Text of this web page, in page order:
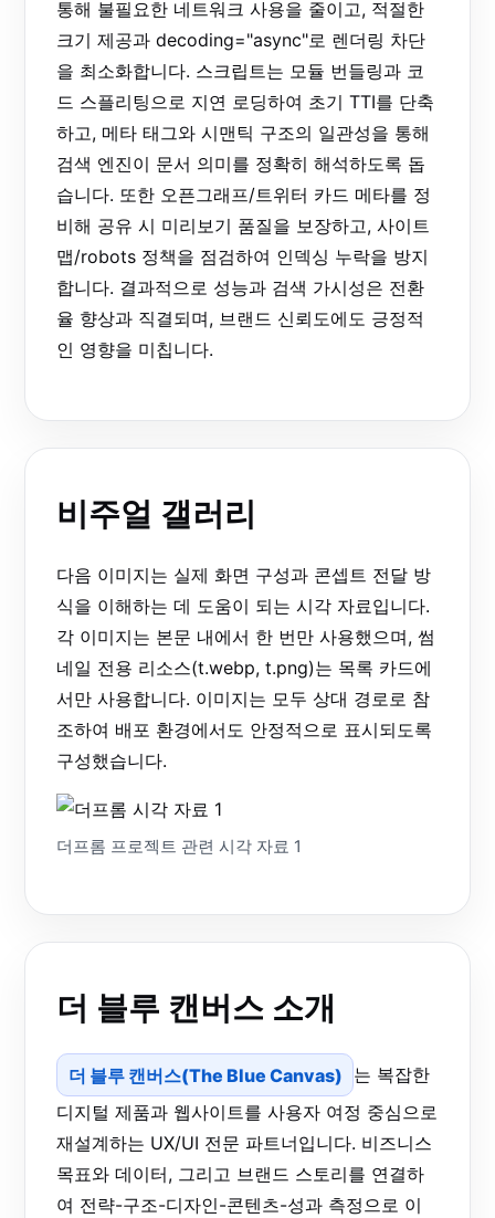
통해 불필요한 네트워크 사용을 줄이고, 적절한
크기 제공과 decoding="async"로 렌더링 차단
을 최소화합니다. 스크립트는 모듈 번들링과 코
드 스플리팅으로 지연 로딩하여 초기 TTI를 단축
하고, 메타 태그와 시맨틱 구조의 일관성을 통해
검색 엔진이 문서 의미를 정확히 해석하도록 돕
습니다. 또한 오픈그래프/트위터 카드 메타를 정
비해 공유 시 미리보기 품질을 보장하고, 사이트
맵/robots 정책을 점검하여 인덱싱 누락을 방지
합니다. 결과적으로 성능과 검색 가시성은 전환
율 향상과 직결되며, 브랜드 신뢰도에도 긍정적
인 영향을 미칩니다.
비주얼 갤러리
다음 이미지는 실제 화면 구성과 콘셉트 전달 방
식을 이해하는 데 도움이 되는 시각 자료입니다.
각 이미지는 본문 내에서 한 번만 사용했으며, 썸
네일 전용 리소스(t.webp, t.png)는 목록 카드에
서만 사용합니다. 이미지는 모두 상대 경로로 참
조하여 배포 환경에서도 안정적으로 표시되도록
구성했습니다.
더프롬 프로젝트 관련 시각 자료 1
더 블루 캔버스 소개
더 블루 캔버스(The Blue Canvas) 는 복잡한
디지털 제품과 웹사이트를 사용자 여정 중심으로
재설계하는 UX/UI 전문 파트너입니다. 비즈니스
목표와 데이터, 그리고 브랜드 스토리를 연결하
여 전략-구조-디자인-콘텐츠-성과 측정으로 이